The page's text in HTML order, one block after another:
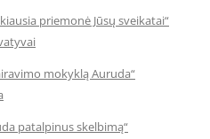
priemonė Jūsų sveikatai“
mokyklą Auruda“
patalpinus skelbimą“